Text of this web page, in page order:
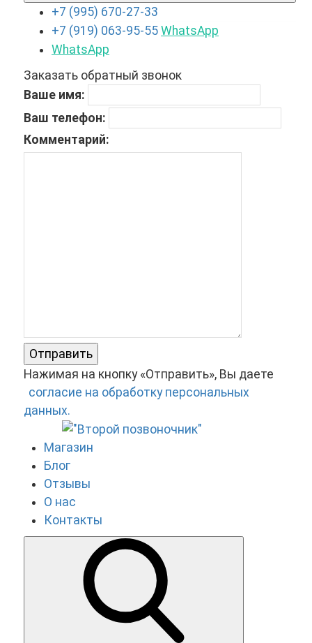
+7 (995) 670-27-33
+7 (919) 063-95-55 WhatsApp
WhatsApp
Заказать обратный звонок
Ваше имя:
Ваш телефон:
Комментарий:
Отправить
Нажимая на кнопку «Отправить», Вы даете
согласие на обработку персональных
данных.
Магазин
Блог
Отзывы
О нас
Контакты